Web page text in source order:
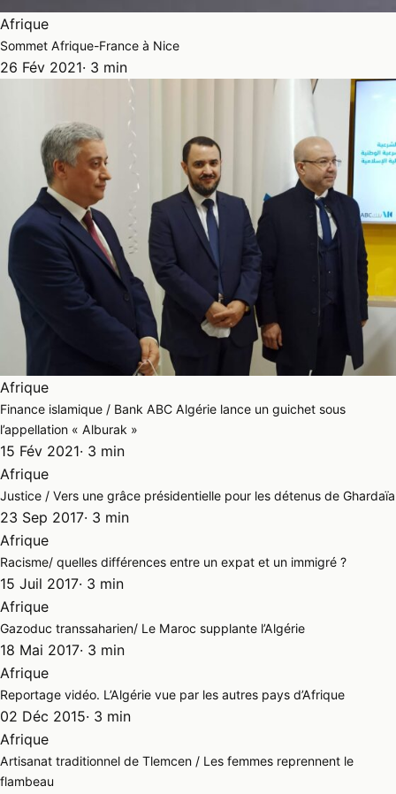
Afrique
Sommet Afrique-France à Nice
26 Fév 2021· 3 min
Afrique
Finance islamique / Bank ABC Algérie lance un guichet sous
l’appellation « Alburak »
15 Fév 2021· 3 min
Afrique
Justice / Vers une grâce présidentielle pour les détenus de Ghardaïa
23 Sep 2017· 3 min
Afrique
Racisme/ quelles différences entre un expat et un immigré ?
15 Juil 2017· 3 min
Afrique
Gazoduc transsaharien/ Le Maroc supplante l’Algérie
18 Mai 2017· 3 min
Afrique
Reportage vidéo. L’Algérie vue par les autres pays d’Afrique
02 Déc 2015· 3 min
Afrique
Artisanat traditionnel de Tlemcen / Les femmes reprennent le
flambeau